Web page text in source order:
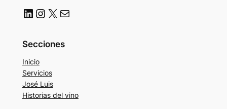
LinkedIn Instagram X Correo electrónico
Secciones
Inicio
Servicios
José Luis
Historias del vino